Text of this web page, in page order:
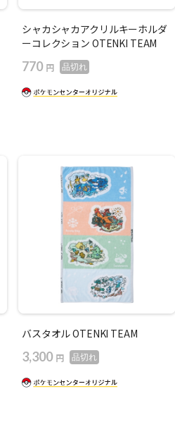
シャカシャカアクリルキーホルダ
ーコレクション OTENKI TEAM
770 円 品切れ
バスタオル OTENKI TEAM
3,300 円 品切れ